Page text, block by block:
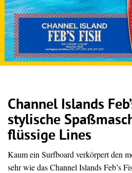
Channel Islands
stylische
flüssige Lines
Kaum ein Surfboard verkörpert den
sehr wie das Channel Islands Feb’s